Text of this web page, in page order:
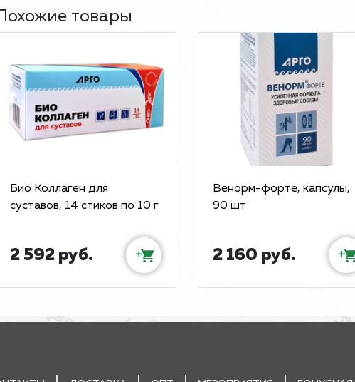
товары
Био Коллаген для
суставов, 14 стиков по 10 г
2 592 руб. +
Венорм-форте, капсулы,
90 шт
2 160 руб. +